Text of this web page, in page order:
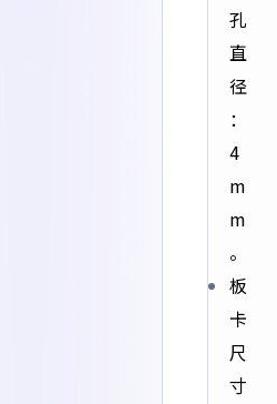
孔
直
径
：
4
m
m
。
板
卡
尺
寸